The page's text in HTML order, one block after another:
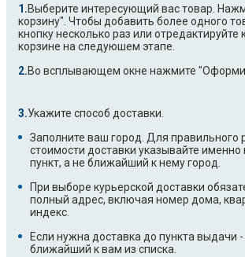
Выберите интересующий вас товар.
корзину". Чтобы добавить более одного
кнопку несколько раз или отредактируйте
корзине на следуюшем этапе.
Во всплывающем окне нажмите
Укажите способ доставки.
Заполните ваш город. Для правильного
стоимости доставки указывайте
пункт, а не ближайший к нему город.
При выборе курьерской доставки
полный адрес, включая номер дома,
индекс.
Если нужна доставка до пункта выдачи
ближайший к вам из списка.